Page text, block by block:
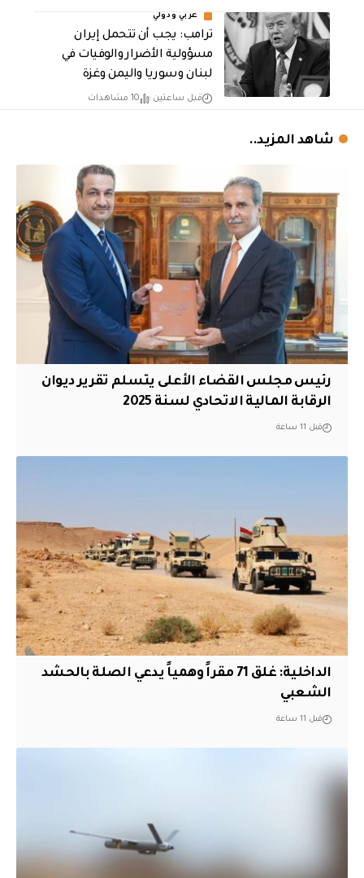
عربي ودولي
ترامب: يجب أن تتحمل إيران
مسؤولية الأضرار والوفيات في
لبنان وسوريا واليمن وغزة
قبل ساعتين 10 مشاهدات
شاهد المزيد..
رئيس مجلس القضاء الأعلى يتسلم تقرير ديوان
الرقابة المالية الاتحادي لسنة 2025
قبل 11 ساعة
الداخلية: غلق 71 مقراً وهمياً يدعي الصلة بالحشد
الشعبي
قبل 11 ساعة